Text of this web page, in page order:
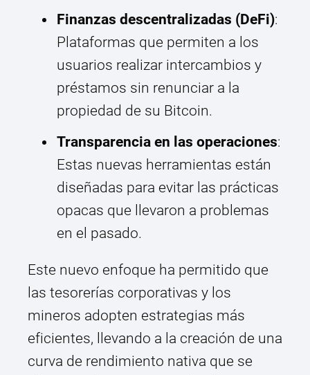
Finanzas descentralizadas (DeFi):
Plataformas que permiten a los
usuarios realizar intercambios y
préstamos sin renunciar a la
propiedad de su Bitcoin.
Transparencia en las operaciones:
Estas nuevas herramientas están
diseñadas para evitar las prácticas
opacas que llevaron a problemas
en el pasado.
Este nuevo enfoque ha permitido que
las tesorerías corporativas y los
mineros adopten estrategias más
eficientes, llevando a la creación de una
curva de rendimiento nativa que se